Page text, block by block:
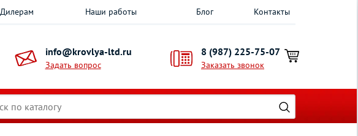
Дилерам Наши работы Блог Контакты
info@krovlya-ltd.ru
Задать вопрос
8 (987) 225-75-07
Заказать звонок